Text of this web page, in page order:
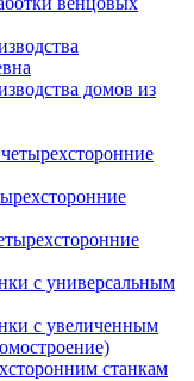
домов из
с универсальным
с увеличенным
станкам